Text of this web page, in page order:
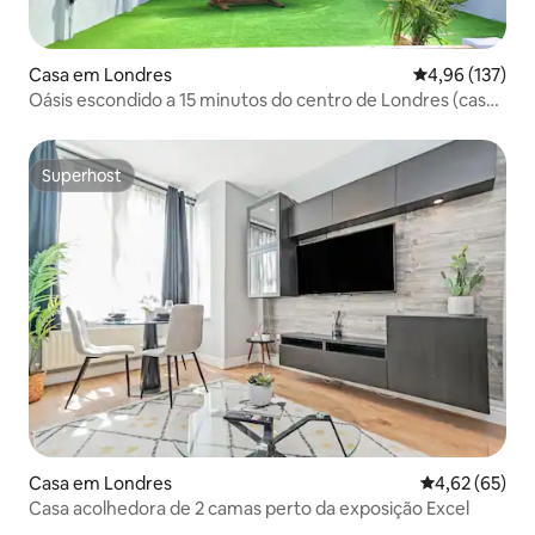
Casa em Londres Classificação
4,96 (137)
Oásis escondido a 15 minutos do centro de Londres (casa
Superhost
Superhost
Casa em Londres Classificação
4,62 (65)
Casa acolhedora de 2 camas perto da exposição Excel